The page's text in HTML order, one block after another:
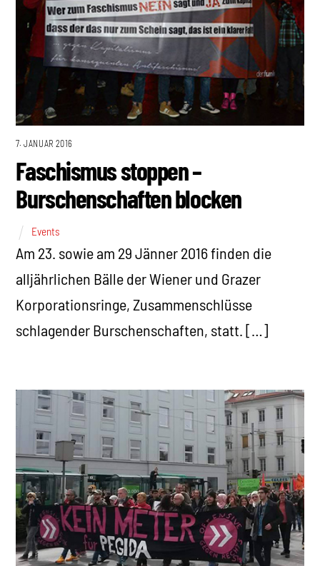
7. JANUAR 2016
Faschismus stoppen –
Burschenschaften blocken
Events
Am 23. sowie am 29 Jänner 2016 finden die
alljährlichen Bälle der Wiener und Grazer
Korporationsringe, Zusammenschlüsse
schlagender Burschenschaften, statt. […]